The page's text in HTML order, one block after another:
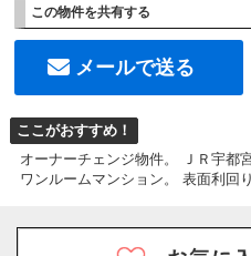
この物件を共有する
メールで送る
ここがおすすめ！
オーナーチェンジ物件。 ＪＲ宇都
ワンルームマンション。 表面利回